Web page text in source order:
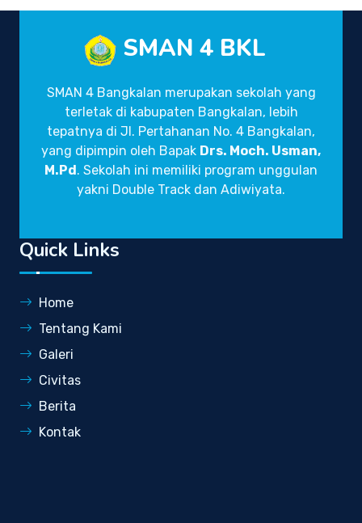
SMAN 4 BKL
SMAN 4 Bangkalan merupakan sekolah yang
terletak di kabupaten Bangkalan, lebih
tepatnya di Jl. Pertahanan No. 4 Bangkalan,
yang dipimpin oleh Bapak Drs. Moch. Usman,
M.Pd. Sekolah ini memiliki program unggulan
yakni Double Track dan Adiwiyata.
Quick Links
Home
Tentang Kami
Galeri
Civitas
Berita
Kontak